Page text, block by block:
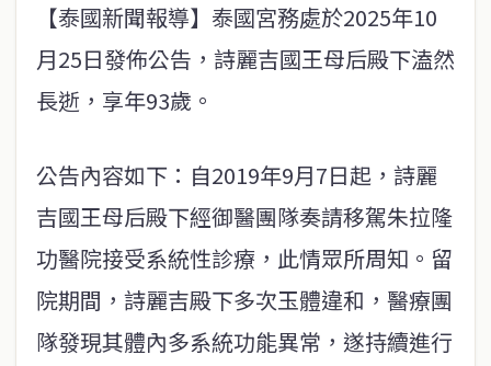
【泰國新聞報導】泰國宮務處於2025年10
月25日發佈公告，詩麗吉國王母后殿下溘然
長逝，享年93歲。
公告內容如下：自2019年9月7日起，詩麗
吉國王母后殿下經御醫團隊奏請移駕朱拉隆
功醫院接受系統性診療，此情眾所周知。留
院期間，詩麗吉殿下多次玉體違和，醫療團
隊發現其體內多系統功能異常，遂持續進行